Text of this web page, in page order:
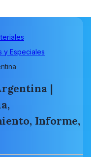
y Especiales
|
Informe,